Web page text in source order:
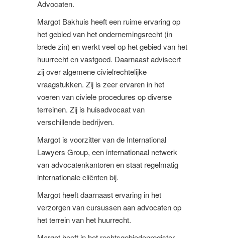
Advocaten.
Margot Bakhuis heeft een ruime ervaring op
het gebied van het ondernemingsrecht (in
brede zin) en werkt veel op het gebied van het
huurrecht en vastgoed. Daarnaast adviseert
zij over algemene civielrechtelijke
vraagstukken. Zij is zeer ervaren in het
voeren van civiele procedures op diverse
terreinen. Zij is huisadvocaat van
verschillende bedrijven.
Margot is voorzitter van de International
Lawyers Group, een internationaal netwerk
van advocatenkantoren en staat regelmatig
internationale cliënten bij.
Margot heeft daarnaast ervaring in het
verzorgen van cursussen aan advocaten op
het terrein van het huurrecht.